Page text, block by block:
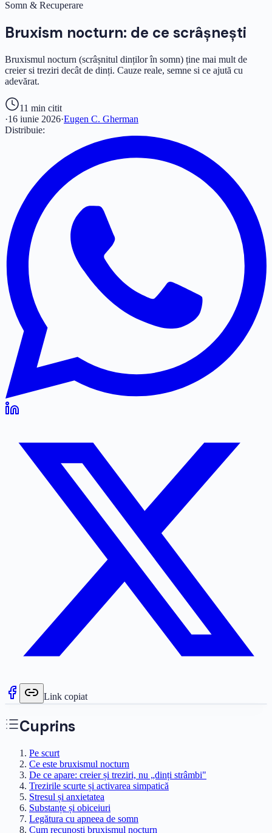
Somn & Recuperare
Bruxism nocturn: de ce scrâșnești
Bruxismul nocturn (scrâșnitul dinților în somn) ține mai mult de
creier si treziri decât de dinți. Cauze reale, semne si ce ajută cu
adevărat.
11 min citit
·16 iunie 2026·Eugen C. Gherman
Distribuie:
Link copiat
Cuprins
Pe scurt
Ce este bruxismul nocturn
De ce apare: creier și treziri, nu „dinți strâmbi"
Trezirile scurte și activarea simpatică
Stresul și anxietatea
Substanțe și obiceiuri
Legătura cu apneea de somn
Cum recunoști bruxismul nocturn